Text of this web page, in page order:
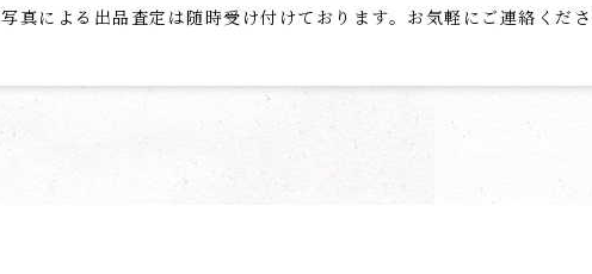
写真による出品査定は随時受け付けております。お気軽にご連絡くださ